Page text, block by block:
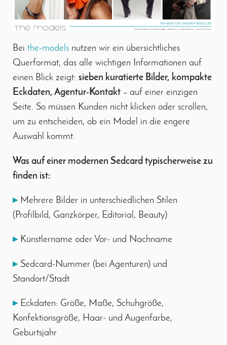
Bei the-models nutzen wir ein übersichtliches
Querformat, das alle wichtigen Informationen auf
einen Blick zeigt: sieben kuratierte Bilder, kompakte
Eckdaten, Agentur-Kontakt – auf einer einzigen
Seite. So müssen Kunden nicht klicken oder scrollen,
um zu entscheiden, ob ein Model in die engere
Auswahl kommt.
Was auf einer modernen Sedcard typischerweise zu
finden ist:
▸Mehrere Bilder in unterschiedlichen Stilen
(Profilbild, Ganzkörper, Editorial, Beauty)
▸Künstlername oder Vor- und Nachname
▸Sedcard-Nummer (bei Agenturen) und
Standort/Stadt
▸Eckdaten: Größe, Maße, Schuhgröße,
Konfektionsgröße, Haar- und Augenfarbe,
Geburtsjahr